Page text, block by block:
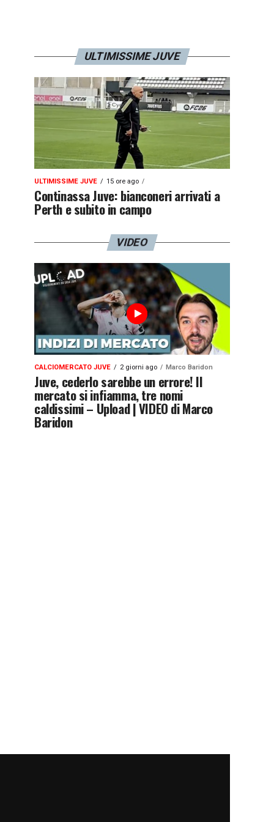
ULTIMISSIME JUVE
ULTIMISSIME JUVE 15 ore ago
Continassa Juve: bianconeri arrivati a
Perth e subito in campo
VIDEO
CALCIOMERCATO JUVE 2 giorni ago Marco Baridon
Juve, cederlo sarebbe un errore! Il
mercato si infiamma, tre nomi
caldissimi – Upload | VIDEO di Marco
Baridon